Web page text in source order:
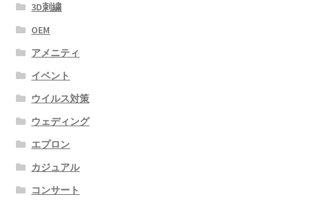
3D刺繍
OEM
アメニティ
イベント
ウイルス対策
ウェディング
エプロン
カジュアル
コンサート